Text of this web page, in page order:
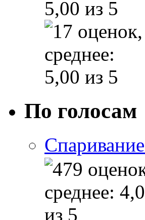
По голосам